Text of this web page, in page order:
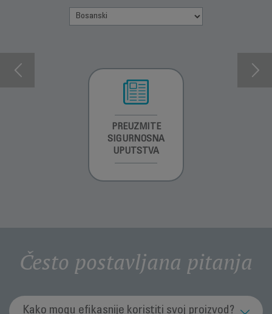
PREUZMITE
SIGURNOSNA
UPUTSTVA
Često postavljana pitanja
Kako mogu efikasnije koristiti svoj proizvod?